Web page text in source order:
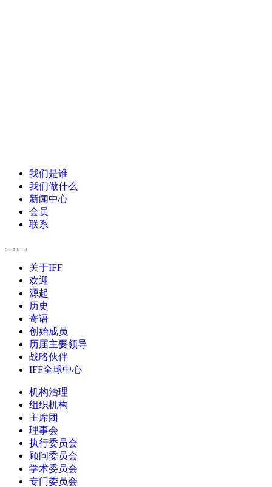
我们是谁
我们做什么
新闻中心
会员
联系
关于IFF
欢迎
源起
历史
寄语
创始成员
历届主要领导
战略伙伴
IFF全球中心
机构治理
组织机构
主席团
理事会
执行委员会
顾问委员会
学术委员会
专门委员会